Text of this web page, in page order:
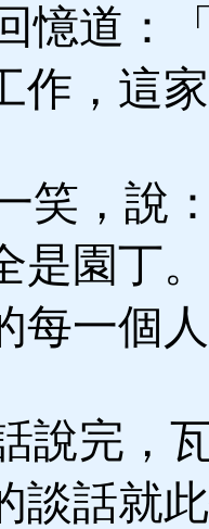
道：
作，這
，說
是園丁
每一個
完，
談話就